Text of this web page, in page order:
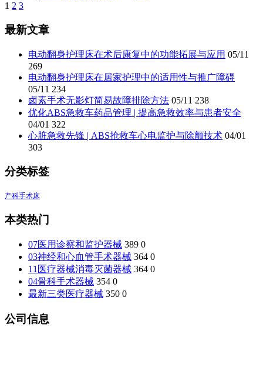
文
章
1 2 3
最新文章
电动翻身护理床在术后康复中的功能拓展与应用 05/11
269
电动翻身护理床在居家护理中的适用性与推广障碍
05/11 234
卤素手术无影灯简易故障排除方法 05/11 238
优化ABS急救车药品管理 | 提高急救效率与患者安全
04/01 322
心脏急救先锋 | ABS抢救车心电监护与除颤技术 04/01
303
分类标签
产科手术床
本类热门
07医用诊察和监护器械 389 0
03神经和心血管手术器械 364 0
11医疗器械消毒灭菌器械 364 0
04骨科手术器械 354 0
最新三类医疗器械 350 0
公司信息